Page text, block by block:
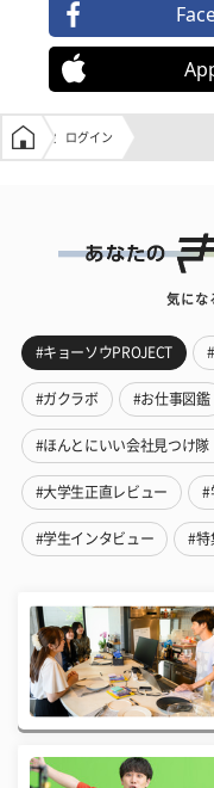
学生の窓口トップ
ログイン
気にな
#キョーソウPROJECT
#ガクラボ #お仕事図鑑
#ほんとにいい会社見つけ隊
#大学生正直レビュー #
#学生インタビュー #特